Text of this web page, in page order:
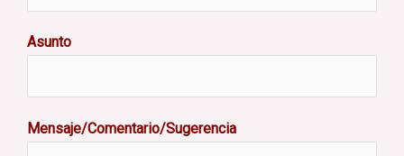
Asunto
Mensaje/Comentario/Sugerencia